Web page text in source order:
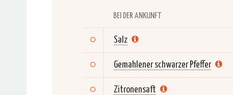
BEI DER ANKUNFT
Salz
Gemahlener schwarzer Pfeffer
Zitronensaft